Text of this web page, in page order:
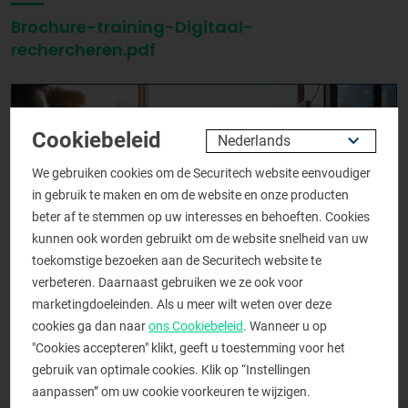
Brochure-training-Digitaal-
rechercheren.pdf
Cookiebeleid
We gebruiken cookies om de Securitech website eenvoudiger
in gebruik te maken en om de website en onze producten
beter af te stemmen op uw interesses en behoeften. Cookies
kunnen ook worden gebruikt om de website snelheid van uw
toekomstige bezoeken aan de Securitech website te
verbeteren. Daarnaast gebruiken we ze ook voor
marketingdoeleinden. Als u meer wilt weten over deze
cookies ga dan naar ons Cookiebeleid. Wanneer u op
"Cookies accepteren" klikt, geeft u toestemming voor het
gebruik van optimale cookies. Klik op “Instellingen
aanpassen” om uw cookie voorkeuren te wijzigen.